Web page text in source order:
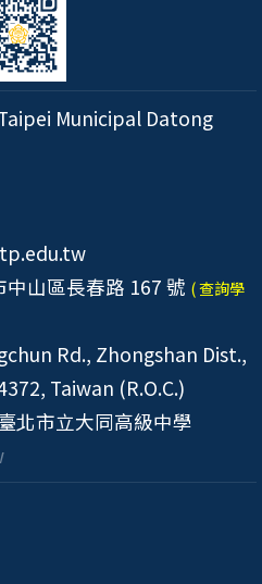
Municipal Datong
山區長春路 167 號 ( 查詢學
Rd., Zhongshan Dist.,
Taiwan (R.O.C.)
北市立大同高級中學